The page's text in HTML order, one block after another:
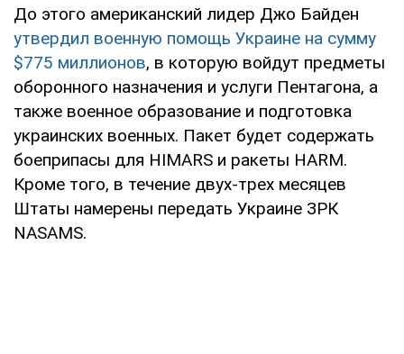
До этого американский лидер Джо Байден
утвердил военную помощь Украине на сумму
$775 миллионов, в которую войдут предметы
оборонного назначения и услуги Пентагона, а
также военное образование и подготовка
украинских военных. Пакет будет содержать
боеприпасы для HIMARS и ракеты HARM.
Кроме того, в течение двух-трех месяцев
Штаты намерены передать Украине ЗРК
NASAMS.